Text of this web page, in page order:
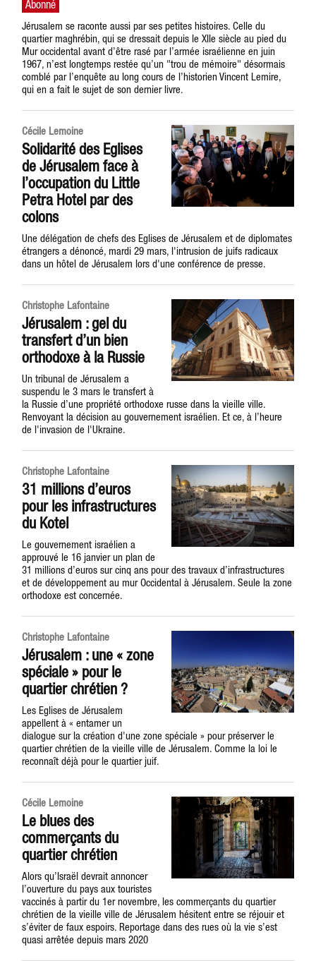
Jérusalem se raconte aussi par ses petites histoires. Celle du
quartier maghrébin, qui se dressait depuis le XIIe siècle au pied du
Mur occidental avant d’être rasé par l’armée israélienne en juin
1967, n’est longtemps restée qu’un "trou de mémoire" désormais
comblé par l’enquête au long cours de l’historien Vincent Lemire,
qui en a fait le sujet de son dernier livre.
Cécile Lemoine
Solidarité des Eglises
de Jérusalem face à
l’occupation du Little
Petra Hotel par des
colons
Une délégation de chefs des Eglises de Jérusalem et de diplomates
étrangers a dénoncé, mardi 29 mars, l'intrusion de juifs radicaux
dans un hôtel de Jérusalem lors d'une conférence de presse.
Christophe Lafontaine
Jérusalem : gel du
transfert d’un bien
orthodoxe à la Russie
Un tribunal de Jérusalem a
suspendu le 3 mars le transfert à
la Russie d’une propriété orthodoxe russe dans la vieille ville.
Renvoyant la décision au gouvernement israélien. Et ce, à l’heure
de l'invasion de l'Ukraine.
Christophe Lafontaine
31 millions d’euros
pour les infrastructures
du Kotel
Le gouvernement israélien a
approuvé le 16 janvier un plan de
31 millions d’euros sur cinq ans pour des travaux d’infrastructures
et de développement au mur Occidental à Jérusalem. Seule la zone
orthodoxe est concernée.
Christophe Lafontaine
Jérusalem : une « zone
spéciale » pour le
quartier chrétien ?
Les Eglises de Jérusalem
appellent à « entamer un
dialogue sur la création d'une zone spéciale » pour préserver le
quartier chrétien de la vieille ville de Jérusalem. Comme la loi le
reconnaît déjà pour le quartier juif.
Cécile Lemoine
Le blues des
commerçants du
quartier chrétien
Alors qu’Israël devrait annoncer
l’ouverture du pays aux touristes
vaccinés à partir du 1er novembre, les commerçants du quartier
chrétien de la vieille ville de Jérusalem hésitent entre se réjouir et
s’éviter de faux espoirs. Reportage dans des rues où la vie s’est
quasi arrêtée depuis mars 2020